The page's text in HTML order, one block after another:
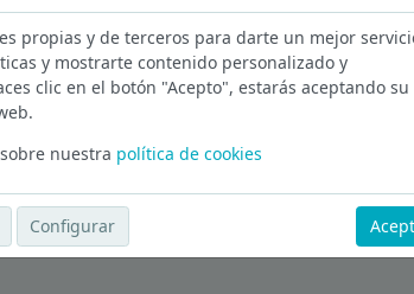
propias y de terceros para darte un mejor
y mostrarte contenido personalizado y
clic en el botón "Acepto", estarás aceptando su
nuestra política de cookies
Configurar